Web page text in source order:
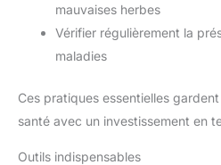
mauvaises herbes
Vérifier régulièrement la
maladies
Ces pratiques essentielles
santé avec un investissement en
Outils indispensables